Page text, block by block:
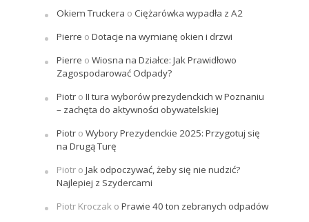
Okiem Truckera o Ciężarówka wypadła z A2
Pierre o Dotacje na wymianę okien i drzwi
Pierre o Wiosna na Działce: Jak Prawidłowo
Zagospodarować Odpady?
Piotro II tura wyborów prezydenckich w Poznaniu
– zachęta do aktywności obywatelskiej
Piotro Wybory Prezydenckie 2025: Przygotuj się
na Drugą Turę
Piotro Jak odpoczywać, żeby się nie nudzić?
Najlepiej z Szydercami
Piotr Kroczak o Prawie 40 ton zebranych odpadów